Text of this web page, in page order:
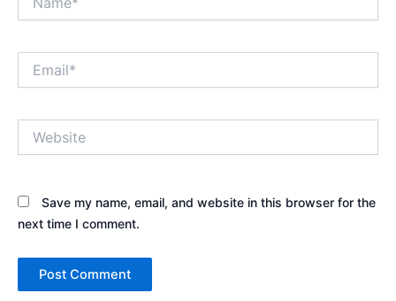
Save my name, email, and website in this browser for the
next time I comment.